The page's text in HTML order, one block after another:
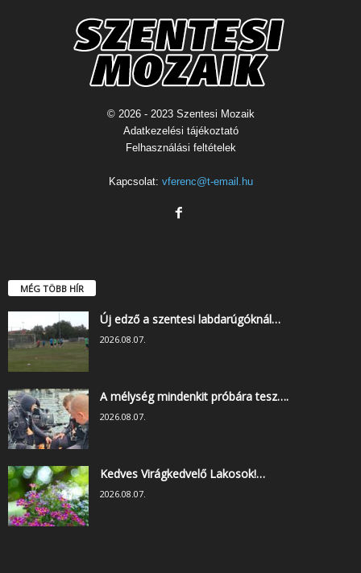
© 2026 - 2023 Szentesi Mozaik
Adatkezelési tájékoztató
Felhasználási feltételek
Kapcsolat: vferenc@t-email.hu
MÉG TÖBB HÍR
Új edző a szentesi labdarúgóknál…
2026.08.07.
A mélység mindenkit próbára tesz….
2026.08.07.
Kedves Virágkedvelő Lakosok!…
2026.08.07.